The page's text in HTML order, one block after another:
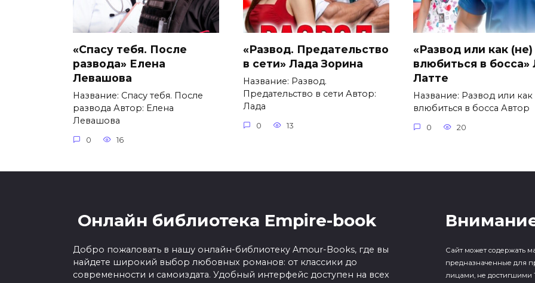
«Спасу тебя. После
развода» Елена
Левашова
Название: Спасу тебя. После
развода Автор: Елена
Левашова
0 16
«Развод. Предательство
в сети» Лада Зорина
Название: Развод.
Предательство в сети Автор:
Лада
0 13
«Развод или как (не)
влюбиться в босса»
Латте
Название: Развод или как
влюбиться в босса Автор
0 20
Онлайн библиотека Empire-book
Добро пожаловать в нашу онлайн-библиотеку Amour-Books, где вы
найдете широкий выбор любовных романов: от классики до
современности и самоиздата. Удобный интерфейс доступен на всех
Сайт может содержать
предназначенные для
лицами, не достигшими